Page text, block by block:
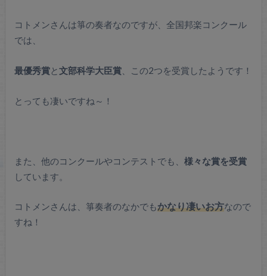
コトメンさんは箏の奏者なのですが、全国邦楽コンクール
では、
最優秀賞と文部科学大臣賞、この2つを受賞したようです！
とっても凄いですね～！
また、他のコンクールやコンテストでも、 様々な賞を受賞
しています。
コトメンさんは、箏奏者のなかでもかなり凄いお方なので
すね！